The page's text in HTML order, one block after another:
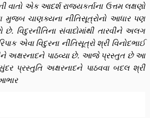
વાતો એક આદર્શ રાજ્યકર્તાના ઉત્તમ લક્ષણો
મુજબ ચાણક્યના નીતિસૂત્રોનો આધાર પણ
વિદુરનીતિના સંવાદોમાંથી તારવીને અલગ
એવા વિદુરના નીતિસૂત્રો શ્રી વિનોદભાઈ
અક્ષરનાદને પાઠવ્યા છે. આજે પ્રસ્તુત છે આ
પ્રસ્તુતિ અક્ષરનાદને પાઠવવા બદલ શ્રી